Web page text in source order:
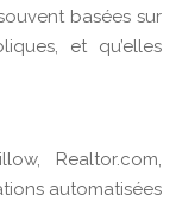
basées sur
et qu’elles
Realtor.com,
automatisées